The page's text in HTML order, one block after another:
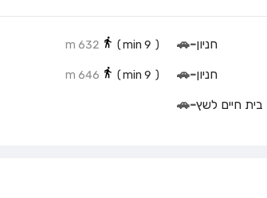
חניון-
🚗
(
9
632 m
חניון-
🚗
(
9
646 m
בית חיים לשץ-
🚗